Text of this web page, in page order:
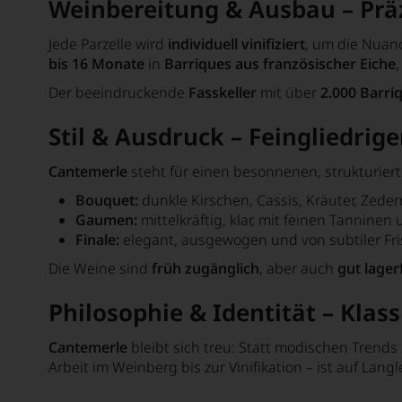
Beaurenard
Beauséjour Duffau-Lagarrosse
Bel-Air
Belair-Monange
Belgrave
Bellavista
Benjamin de Rothschild & Vega Sicil
Bernard Defaix
Weinbereitung & Ausbau –
Jede Parzelle wird individuell vinifiziert, um die
bis 16 Monate in Barriques aus französischer Eiche
Der beeindruckende Fasskeller mit über 2.000
Stil & Ausdruck –
Cantemerle steht für einen besonnenen,
Bouquet: dunkle Kirschen, Cassis, Kräuter,
Gaumen: mittelkräftig, klar, mit feinen Tanninen
Finale: elegant, ausgewogen und von subtiler
Die Weine sind früh zugänglich, aber auch gut
Philosophie & Identität –
Cantemerle bleibt sich treu: Statt modischen
Arbeit im Weinberg bis zur Vinifikation – ist auf